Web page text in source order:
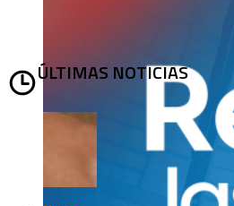
ÚLTIMAS NOTICIAS